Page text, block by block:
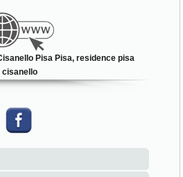
Pisa Pisa, residence pisa
cisanello